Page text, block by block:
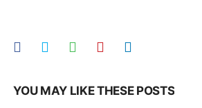
YOU MAY LIKE THESE POSTS